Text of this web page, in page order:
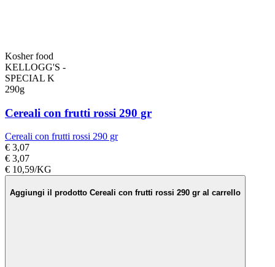
Kosher food
KELLOGG'S -
SPECIAL K
290g
Cereali con frutti rossi 290 gr
Cereali con frutti rossi 290 gr
€ 3,07
€ 3,07
€ 10,59/KG
Aggiungi il prodotto Cereali con frutti rossi 290 gr al carrello